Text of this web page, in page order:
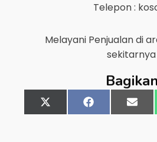
Telepon :
Melayani Penjualan di
sekitarnya
Bagikan
Share
on
X
(Twitter)
Share
on
FacebookShare
on
Email